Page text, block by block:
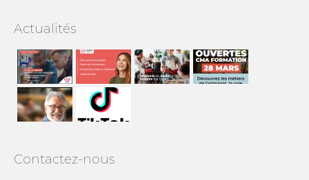
Actualités
Contactez-nous